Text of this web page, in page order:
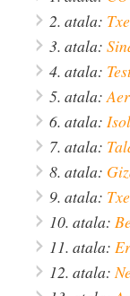
2. atala:
3. atala:
4. atala:
5. atala:
6. atala:
7. atala:
8. atala:
9. atala:
10. atala:
11. atala:
12. atala: